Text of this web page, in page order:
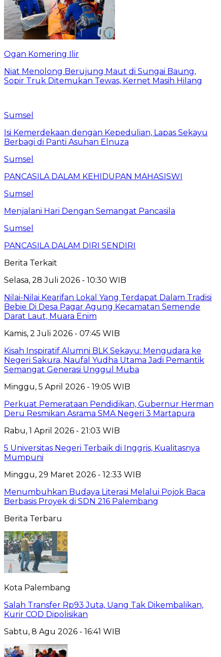
Ogan Komering Ilir
Niat Menolong Berujung Maut di Sungai Baung,
Sopir Truk Ditemukan Tewas, Kernet Masih Hilang
Sumsel
Isi Kemerdekaan dengan Kepedulian, Lapas Sekayu
Berbagi di Panti Asuhan Elnuza
Sumsel
PANCASILA DALAM KEHIDUPAN MAHASISWI
Sumsel
Menjalani Hari Dengan Semangat Pancasila
Sumsel
PANCASILA DALAM DIRI SENDIRI
Berita Terkait
Selasa, 28 Juli 2026 - 10:30 WIB
Nilai-Nilai Kearifan Lokal Yang Terdapat Dalam Tradisi
Bebie Di Desa Pagar Agung Kecamatan Semende
Darat Laut, Muara Enim
Kamis, 2 Juli 2026 - 07:45 WIB
Kisah Inspiratif Alumni BLK Sekayu: Mengudara ke
Negeri Sakura, Naufal Yudha Utama Jadi Pemantik
Semangat Generasi Unggul Muba
Minggu, 5 April 2026 - 19:05 WIB
Perkuat Pemerataan Pendidikan, Gubernur Herman
Deru Resmikan Asrama SMA Negeri 3 Martapura
Rabu, 1 April 2026 - 21:03 WIB
5 Universitas Negeri Terbaik di Inggris, Kualitasnya
Mumpuni
Minggu, 29 Maret 2026 - 12:33 WIB
Menumbuhkan Budaya Literasi Melalui Pojok Baca
Berbasis Proyek di SDN 216 Palembang
Berita Terbaru
Kota Palembang
Salah Transfer Rp93 Juta, Uang Tak Dikembalikan,
Kurir COD Dipolisikan
Sabtu, 8 Agu 2026 - 16:41 WIB